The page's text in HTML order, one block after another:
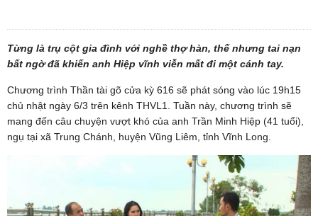
Từng là trụ cột gia đình với nghề thợ hàn, thế nhưng tai nạn
bất ngờ đã khiến anh Hiệp vĩnh viễn mất đi một cánh tay.
Chương trình Thần tài gõ cửa kỳ 616 sẽ phát sóng vào lúc 19h15
chủ nhật ngày 6/3 trên kênh THVL1. Tuần này, chương trình sẽ
mang đến câu chuyện vượt khó của anh Trần Minh Hiệp (41 tuổi),
ngụ tại xã Trung Chánh, huyện Vũng Liêm, tỉnh Vĩnh Long.